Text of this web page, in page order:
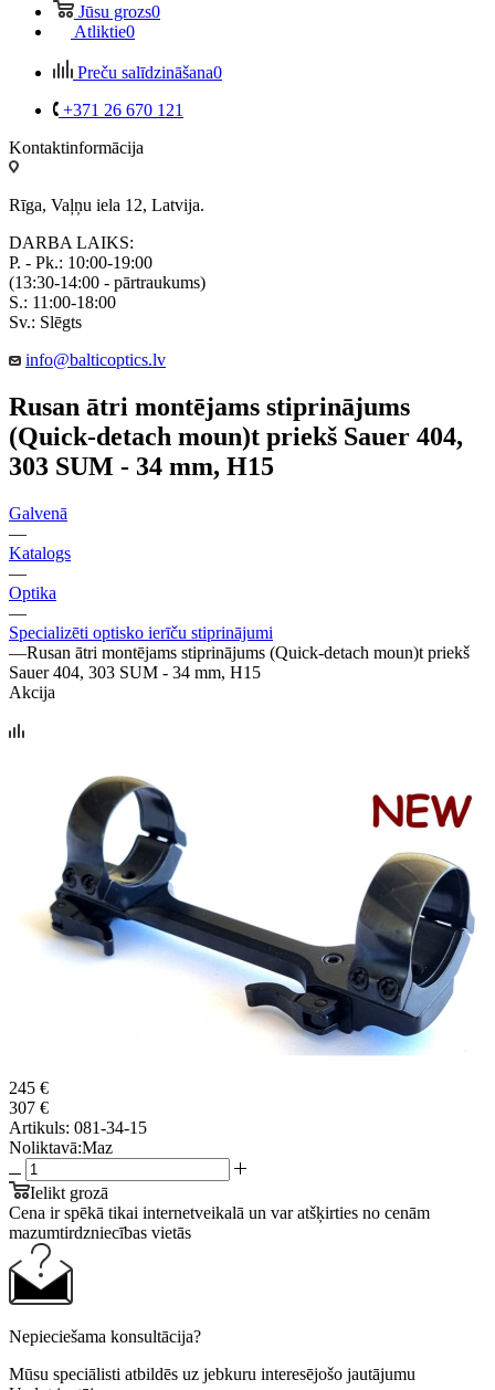
Jūsu grozs0
Atliktie0
Preču salīdzināšana0
+371 26 670 121
Kontaktinformācija
Rīga, Vaļņu iela 12, Latvija.
DARBA LAIKS:
P. - Pk.: 10:00-19:00
(13:30-14:00 - pārtraukums)
S.: 11:00-18:00
Sv.: Slēgts
info@balticoptics.lv
Rusan ātri montējams stiprinājums
(Quick-detach moun)t priekš Sauer 404,
303 SUM - 34 mm, H15
Galvenā
—
Katalogs
—
Optika
—
Specializēti optisko ierīču stiprinājumi
—Rusan ātri montējams stiprinājums (Quick-detach moun)t priekš
Sauer 404, 303 SUM - 34 mm, H15
Akcija
245 €
307 €
Artikuls: 081-34-15
Noliktavā:Maz
Ielikt grozā
Cena ir spēkā tikai internetveikalā un var atšķirties no cenām
mazumtirdzniecības vietās
Nepieciešama konsultācija?
Mūsu speciālisti atbildēs uz jebkuru interesējošo jautājumu